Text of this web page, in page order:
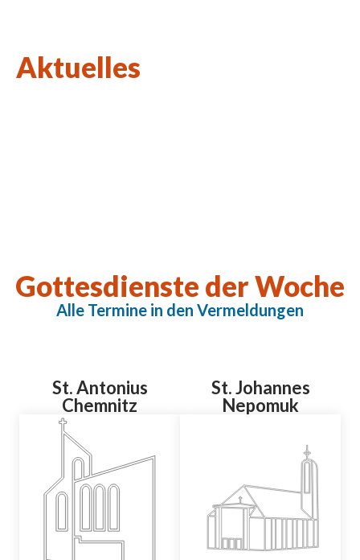
AktuellesWort des Lebens August 2026
Gottesdienste der Woche
Alle Termine in den Vermeldungen
St. Antonius
Chemnitz
St. Johannes
Nepomuk